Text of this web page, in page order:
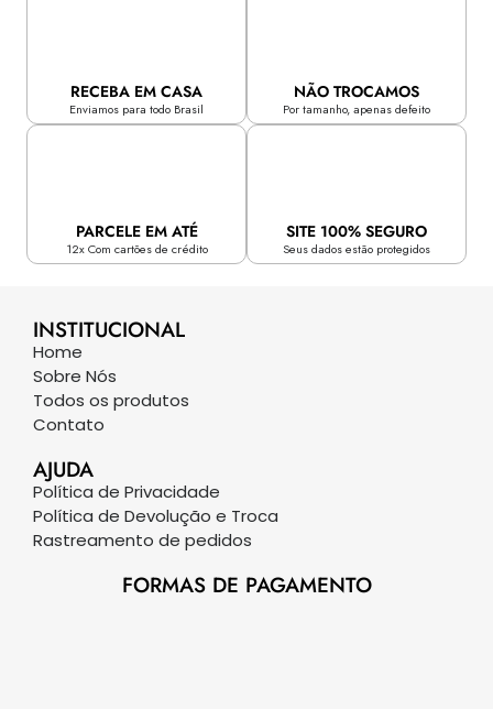
RECEBA EM CASA
Enviamos para todo Brasil
NÃO TROCAMOS
Por tamanho, apenas defeito
PARCELE EM ATÉ
12x Com cartões de crédito
SITE 100% SEGURO
Seus dados estão protegidos
INSTITUCIONAL
Home
Sobre Nós
Todos os produtos
Contato
AJUDA
Política de Privacidade
Política de Devolução e Troca
Rastreamento de pedidos
FORMAS DE PAGAMENTO